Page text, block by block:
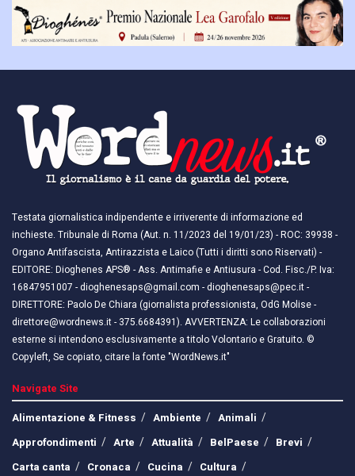
Testata giornalistica indipendente e irriverente di informazione ed
inchieste. Tribunale di Roma (Aut. n. 11/2023 del 19/01/23) - ROC: 39938 -
Organo Antifascista, Antirazzista e Laico (Tutti i diritti sono Riservati) -
EDITORE: Dioghenes APS® - Ass. Antimafie e Antiusura - Cod. Fisc./P. Iva:
16847951007 - dioghenesaps@gmail.com - dioghenesaps@pec.it - ​​
DIRETTORE: Paolo De Chiara (giornalista professionista, OdG Molise -
direttore@wordnews.it - ​​375.6684391). AVVERTENZA: Le collaborazioni
esterne si intendono esclusivamente a titolo Volontario e Gratuito. ©
Copyleft, Se copiato, citare la fonte "WordNews.it"
Navigate Site
Alimentazione & Fitness
Ambiente
Animali
Approfondimenti
Arte Attualità BelPaese
Brevi
Carta canta
Cronaca Cucina
Cultura